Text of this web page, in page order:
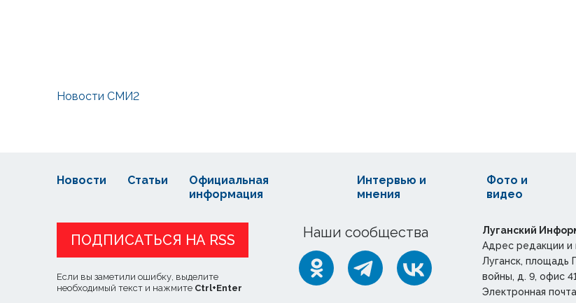
Новости СМИ2
Наши сообщества
ПОДПИСАТЬСЯ НА RSS
Если вы заметили ошибку, выделите
необходимый текст и нажмите Ctrl+Enter
Новости Статьи
Официальная
информация
Интервью и
мнения
Фото и
видео
Луганский
Адрес редакции и
Луганск, площадь
войны, д. 9, офис
Электронная